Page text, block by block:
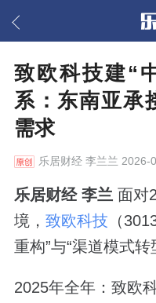
致欧科技建“
系：东南亚承
需求
乐居财经李兰兰 2026-
乐居财经 李兰 面对
境， 致欧科技 （
重构”与“渠道模式转
2025年全年：致欧